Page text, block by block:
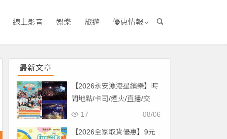
線上影音 娛樂 旅遊 優惠情報
最新文章
【2026永安漁港星繽樂】時
間地點/卡司/煙火/直播/交
通，免費入場！
08/06
17
【2026全家取貨優惠】9元